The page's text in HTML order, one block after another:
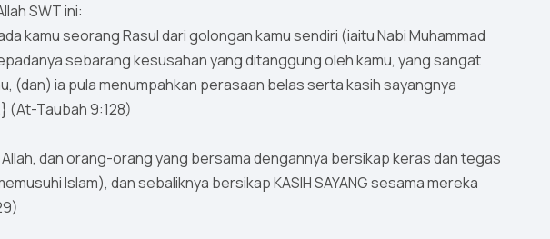
SWT ini:
kamu seorang Rasul dari golongan kamu sendiri (iaitu Nabi Muhammad
sebarang kesusahan yang ditanggung oleh kamu, yang sangat
(dan) ia pula menumpahkan perasaan belas serta kasih sayangnya
(At-Taubah 9:128)
Allah, dan orang-orang yang bersama dengannya bersikap keras dan tegas
Islam), dan sebaliknya bersikap KASIH SAYANG sesama mereka